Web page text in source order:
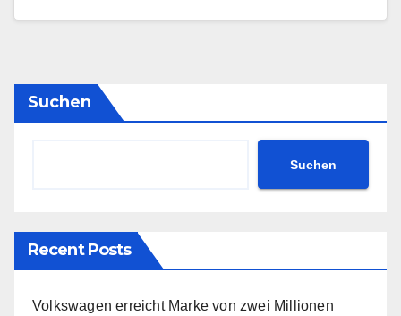
Suchen
Suchen
Recent Posts
Volkswagen erreicht Marke von zwei Millionen